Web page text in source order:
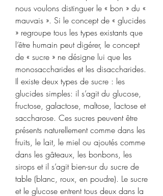
nous voulons distinguer le « bon » du «
mauvais ». Si le concept de « glucides
» regroupe tous les types existants que
l’être humain peut digérer, le concept
de « sucre » ne désigne lui que les
monosaccharides et les disaccharides.
Il existe deux types de sucre : les
glucides simples: il s’agit du glucose,
fructose, galactose, maltose, lactose et
saccharose. Ces sucres peuvent être
présents naturellement comme dans les
fruits, le lait, le miel ou ajoutés comme
dans les gâteaux, les bonbons, les
sirops et il s’agit bien-sur du sucre de
table (blanc, roux, en poudre). Le sucre
et le glucose entrent tous deux dans la